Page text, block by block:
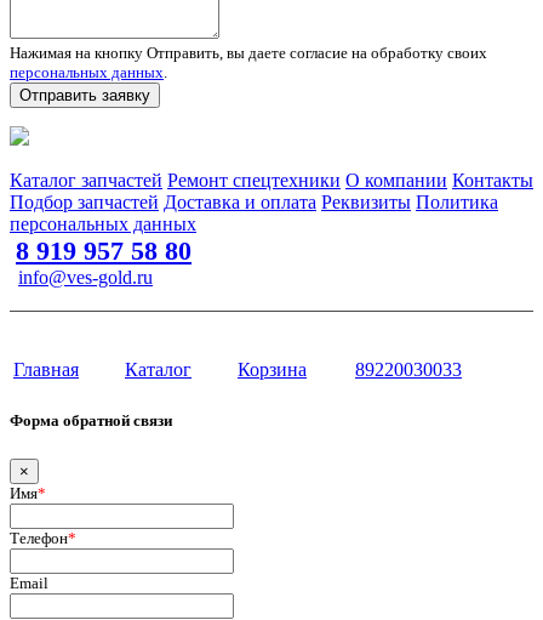
Нажимая на кнопку Отправить, вы даете согласие на обработку своих
персональных данных.
Отправить заявку
Каталог запчастей Ремонт спецтехники О компании Контакты
Подбор запчастей Доставка и оплата Реквизиты Политика
персональных данных
8 919 957 58 80
info@ves-gold.ru
Главная Каталог Корзина 89220030033
Форма обратной связи
×
Имя*
Телефон*
Email